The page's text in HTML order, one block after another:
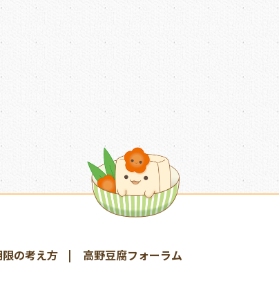
の考え方
高野豆腐フォーラム